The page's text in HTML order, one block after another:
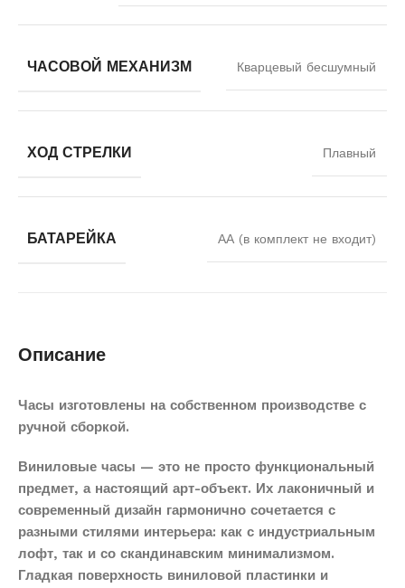
ЧАСОВОЙ МЕХАНИЗМ Кварцевый бесшумный
ХОД СТРЕЛКИ Плавный
БАТАРЕЙКА АА (в комплект не входит)
Описание
Часы изготовлены на собственном производстве с
ручной сборкой.
Виниловые часы — это не просто функциональный
предмет, а настоящий арт-объект. Их лаконичный и
современный дизайн гармонично сочетается с
разными стилями интерьера: как с индустриальным
лофт, так и со скандинавским минимализмом.
Гладкая поверхность виниловой пластинки и